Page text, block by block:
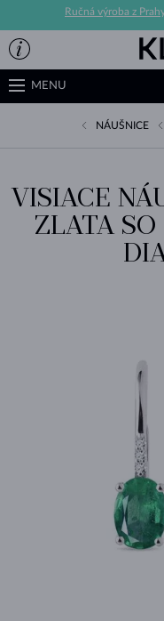
Ručná výroba z
MENU
NÁUŠNICE
VISIACE
ZLATA